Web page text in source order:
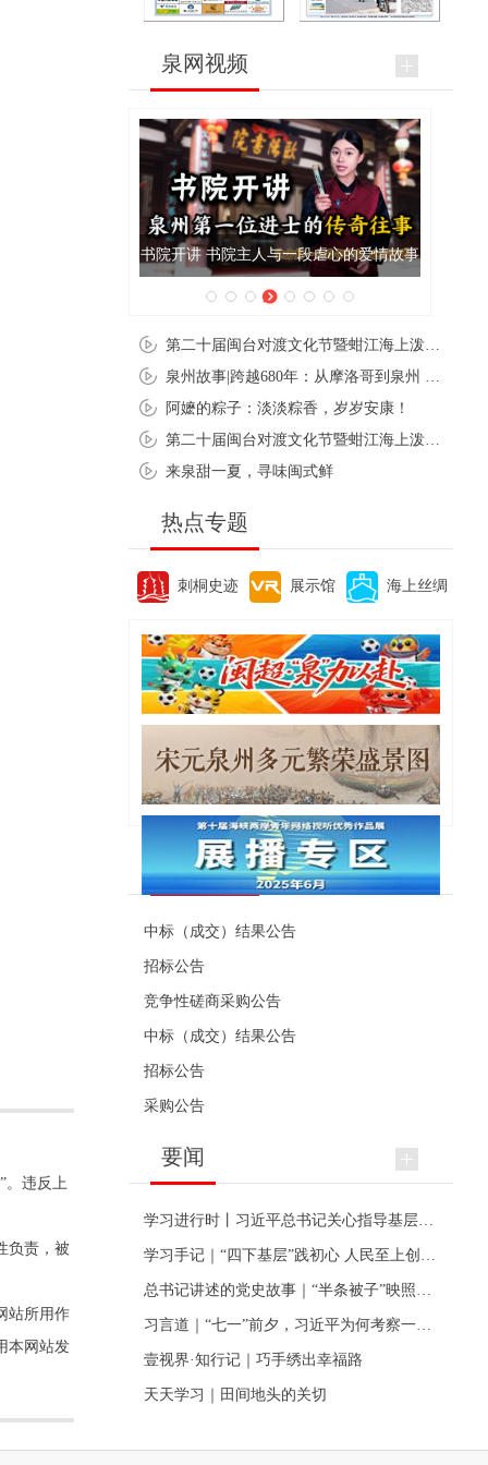
。违反上
负责，被
站所用作
本网站发
泉网视频
书院开讲 书院主人与一段虐心的爱情故事 泉州肉粽亮
阿嬷的粽子：淡淡粽香，岁岁安康！
来泉甜一夏，寻味闽式鲜
热点专题
刺桐史迹 展示馆 海上丝绸
便民资讯
中标（成交）结果公告
招标公告
竞争性磋商采购公告
中标（成交）结果公告
招标公告
采购公告
要闻
壹视界·知行记｜巧手绣出幸福路
天天学习｜田间地头的关切